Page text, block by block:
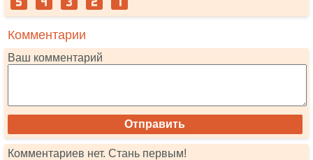
Комментарии
Ваш комментарий
Комментариев нет. Стань первым!